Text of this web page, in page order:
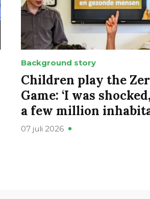
Background story
Children play the
Game: ‘I was
a few million
07 juli 2026